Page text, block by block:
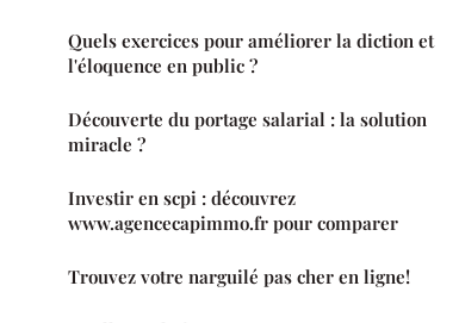
Quels exercices pour améliorer la diction et
l'éloquence en public ?
Découverte du portage salarial : la solution
miracle ?
Investir en scpi : découvrez
www.agencecapimmo.fr pour comparer
Trouvez votre narguilé pas cher en ligne!